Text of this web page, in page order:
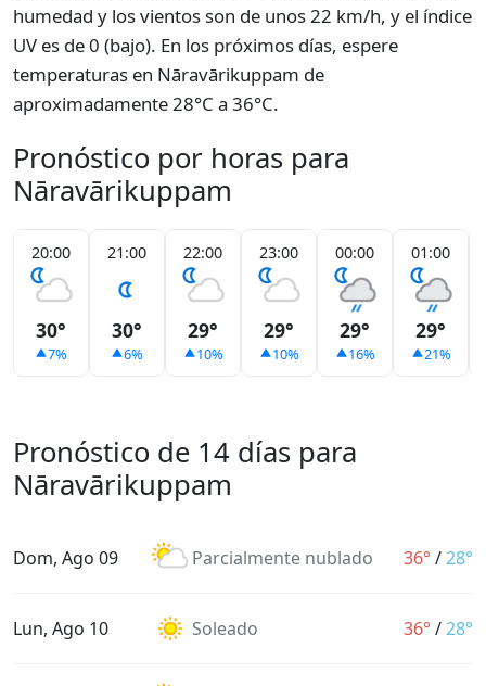
humedad y los vientos son de unos 22 km/h, y el índice
UV es de 0 (bajo). En los próximos días, espere
temperaturas en Nāravārikuppam de
aproximadamente 28°C a 36°C.
Pronóstico por horas para
Nāravārikuppam
20:00
30°
7%
21:00
30°
6%
22:00
29°
10%
23:00
29°
10%
00:00
29°
16%
01:00
29°
21%
Pronóstico de 14 días para
Nāravārikuppam
Dom, Ago 09 Parcialmente nublado 36° /28°
Lun, Ago 10 Soleado 36° /28°